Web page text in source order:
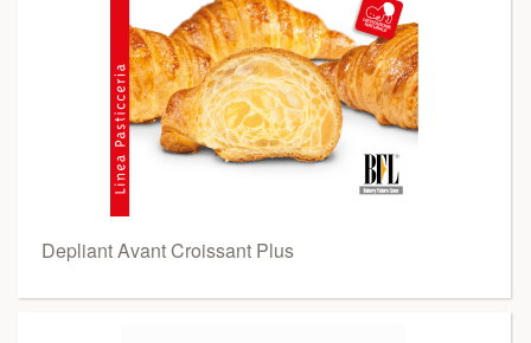
Depliant Avant Croissant Plus